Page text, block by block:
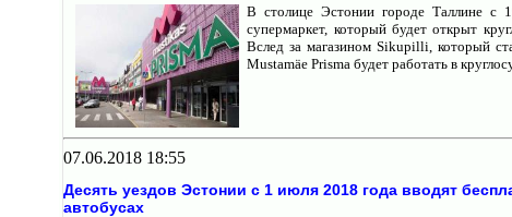
В столице Эстонии городе Таллине с
супермаркет, который будет открыт
Вслед за магазином Sikupilli, который
Mustamäe Prisma будет работать в
07.06.2018 18:55
Десять уездов Эстонии с 1 июля 2018 года вводят
автобусах